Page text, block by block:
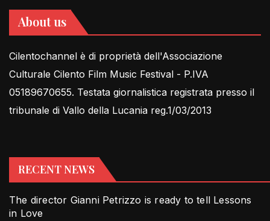
About us
Cilentochannel è di proprietà dell'Associazione
Culturale Cilento Film Music Festival - P.IVA
05189670655. Testata giornalistica registrata presso il
tribunale di Vallo della Lucania reg.1/03/2013
RECENT NEWS
The director Gianni Petrizzo is ready to tell Lessons
in Love